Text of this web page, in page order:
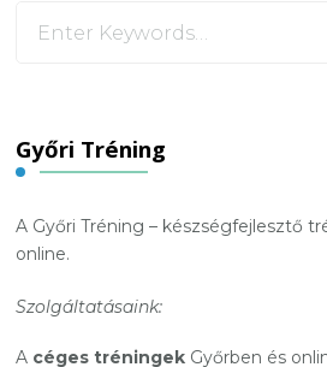
Győri Tréning
A Győri Tréning – készségfejlesztő
online.
Szolgáltatásaink:
A céges tréningek Győrben és